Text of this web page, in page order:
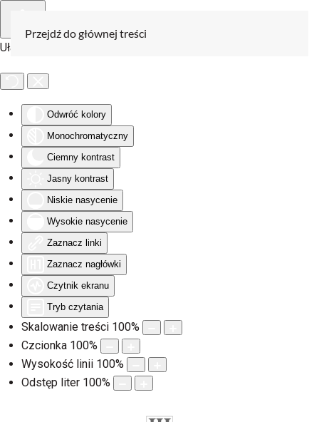
Ułatwienia dostępu
Odwróć kolory
Monochromatyczny
Ciemny kontrast
Jasny kontrast
Niskie nasycenie
Wysokie nasycenie
Zaznacz linki
Zaznacz nagłówki
Czytnik ekranu
Tryb czytania
Skalowanie treści 100%
Czcionka 100%
Wysokość linii 100%
Odstęp liter 100%
Przejdź do głównej treści